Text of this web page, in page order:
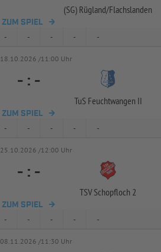
(SG) Rügland/Flachslanden
ZUM SPIEL
- - - - -
18.10.2026 /11:00 Uhr
- : -
TuS Feuchtwangen II
ZUM SPIEL
- - - - -
25.10.2026 /12:00 Uhr
- : -
TSV Schopfloch 2
ZUM SPIEL
- - - - -
08.11.2026 /11:30 Uhr